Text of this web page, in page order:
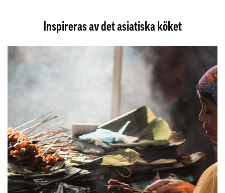
Inspireras av det asiatiska köket